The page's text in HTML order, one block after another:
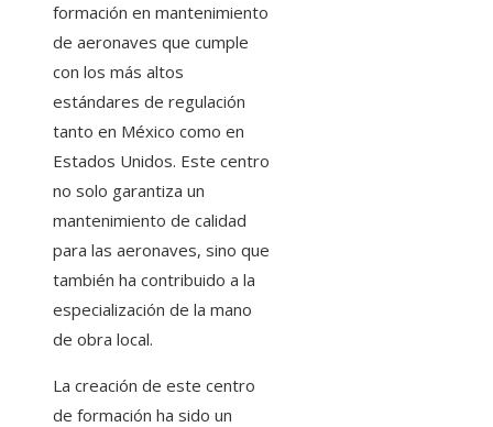
formación en mantenimiento
de aeronaves que cumple
con los más altos
estándares de regulación
tanto en México como en
Estados Unidos. Este centro
no solo garantiza un
mantenimiento de calidad
para las aeronaves, sino que
también ha contribuido a la
especialización de la mano
de obra local.
La creación de este centro
de formación ha sido un